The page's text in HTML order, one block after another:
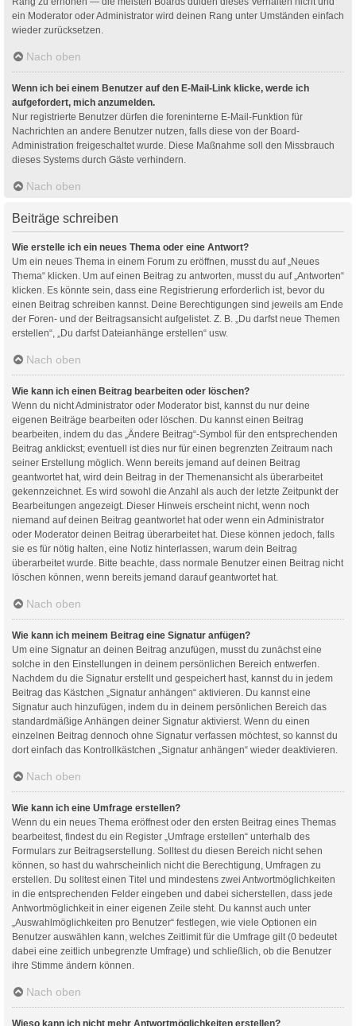
ein Moderator oder Administrator wird deinen Rang unter Umständen einfach
wieder zurücksetzen.
Nach oben
Wenn ich bei einem Benutzer auf den E-Mail-Link klicke, werde ich
aufgefordert, mich anzumelden.
Nur registrierte Benutzer dürfen die foreninterne E-Mail-Funktion für
Nachrichten an andere Benutzer nutzen, falls diese von der Board-
Administration freigeschaltet wurde. Diese Maßnahme soll den Missbrauch
dieses Systems durch Gäste verhindern.
Nach oben
Beiträge schreiben
Wie erstelle ich ein neues Thema oder eine Antwort?
Um ein neues Thema in einem Forum zu eröffnen, musst du auf „Neues
Thema“ klicken. Um auf einen Beitrag zu antworten, musst du auf „Antworten“
klicken. Es könnte sein, dass eine Registrierung erforderlich ist, bevor du
einen Beitrag schreiben kannst. Deine Berechtigungen sind jeweils am Ende
der Foren- und der Beitragsansicht aufgelistet. Z. B. „Du darfst neue Themen
erstellen“, „Du darfst Dateianhänge erstellen“ usw.
Nach oben
Wie kann ich einen Beitrag bearbeiten oder löschen?
Wenn du nicht Administrator oder Moderator bist, kannst du nur deine
eigenen Beiträge bearbeiten oder löschen. Du kannst einen Beitrag
bearbeiten, indem du das „Ändere Beitrag“-Symbol für den entsprechenden
Beitrag anklickst; eventuell ist dies nur für einen begrenzten Zeitraum nach
seiner Erstellung möglich. Wenn bereits jemand auf deinen Beitrag
geantwortet hat, wird dein Beitrag in der Themenansicht als überarbeitet
gekennzeichnet. Es wird sowohl die Anzahl als auch der letzte Zeitpunkt der
Bearbeitungen angezeigt. Dieser Hinweis erscheint nicht, wenn noch
niemand auf deinen Beitrag geantwortet hat oder wenn ein Administrator
oder Moderator deinen Beitrag überarbeitet hat. Diese können jedoch, falls
sie es für nötig halten, eine Notiz hinterlassen, warum dein Beitrag
überarbeitet wurde. Bitte beachte, dass normale Benutzer einen Beitrag nicht
löschen können, wenn bereits jemand darauf geantwortet hat.
Nach oben
Wie kann ich meinem Beitrag eine Signatur anfügen?
Um eine Signatur an deinen Beitrag anzufügen, musst du zunächst eine
solche in den Einstellungen in deinem persönlichen Bereich entwerfen.
Nachdem du die Signatur erstellt und gespeichert hast, kannst du in jedem
Beitrag das Kästchen „Signatur anhängen“ aktivieren. Du kannst eine
Signatur auch hinzufügen, indem du in deinem persönlichen Bereich das
standardmäßige Anhängen deiner Signatur aktivierst. Wenn du einen
einzelnen Beitrag dennoch ohne Signatur verfassen möchtest, so kannst du
dort einfach das Kontrollkästchen „Signatur anhängen“ wieder deaktivieren.
Nach oben
Wie kann ich eine Umfrage erstellen?
Wenn du ein neues Thema eröffnest oder den ersten Beitrag eines Themas
bearbeitest, findest du ein Register „Umfrage erstellen“ unterhalb des
Formulars zur Beitragserstellung. Solltest du diesen Bereich nicht sehen
können, so hast du wahrscheinlich nicht die Berechtigung, Umfragen zu
erstellen. Du solltest einen Titel und mindestens zwei Antwortmöglichkeiten
in die entsprechenden Felder eingeben und dabei sicherstellen, dass jede
Antwortmöglichkeit in einer eigenen Zeile steht. Du kannst auch unter
„Auswahlmöglichkeiten pro Benutzer“ festlegen, wie viele Optionen ein
Benutzer auswählen kann, welches Zeitlimit für die Umfrage gilt (0 bedeutet
dabei eine zeitlich unbegrenzte Umfrage) und schließlich, ob die Benutzer
ihre Stimme ändern können.
Nach oben
Wieso kann ich nicht mehr Antwortmöglichkeiten erstellen?